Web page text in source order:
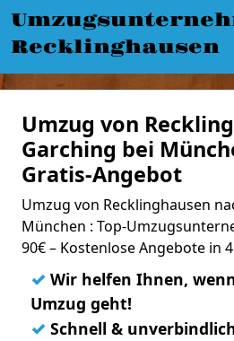
Recklinghausen
Umzug von
Garching bei
Gratis-Angebot
Umzug von Recklinghausen
München : Top-
90€ – Kostenlose Angebote in
✓ Wir helfen Ihnen,
Umzug geht!
✓ Schnell &